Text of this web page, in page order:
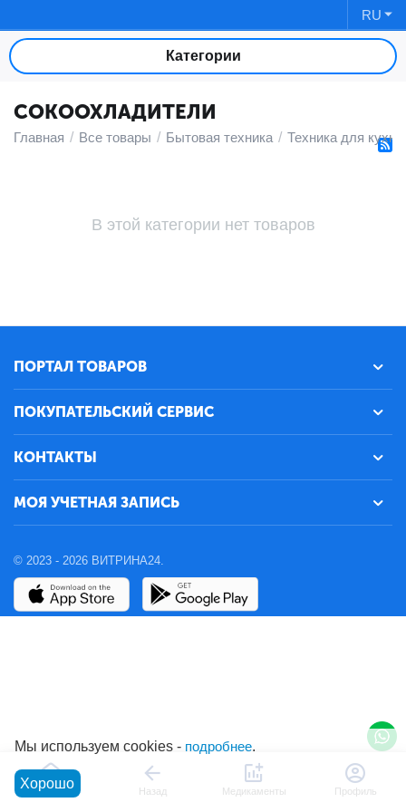
RU
Категории
СОКООХЛАДИТЕЛИ
Главная / Все товары / Бытовая техника / Техника для кухни
В этой категории нет товаров
ПОРТАЛ ТОВАРОВ
ПОКУПАТЕЛЬСКИЙ СЕРВИС
КОНТАКТЫ
МОЯ УЧЕТНАЯ ЗАПИСЬ
© 2023 - 2026 ВИТРИНА24.
Главная Назад Медикаменты Профиль
Мы используем cookies - подробнее.
Хорошо